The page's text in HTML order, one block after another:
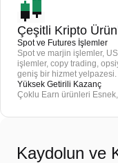
Çeşitli Kripto
Spot ve Futures İşlemler
Spot ve marjin işlemler,
işlemler, copy trading,
geniş bir hizmet yelpazesi.
Yüksek Getirili Kazanç
Çoklu Earn ürünleri
Kaydolun ve